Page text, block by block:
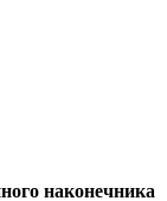
наконечника